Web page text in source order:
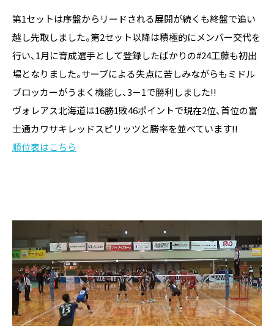
第1セットは序盤からリードされる展開が続くも終盤で追い
越し先取しました。第2セット以降は積極的にメンバー交代を
行い、1月に育成選手として登録したばかりの#24工藤も初出
場となりました。サーブによる失点に苦しみながらもミドル
ブロッカーがうまく機能し、3－1で勝利しました!!
ヴォレアス北海道は16勝1敗46ポイントで現在2位、首位の富
士通カワサキレッドスピリッツと勝率を並べています!!
順位表はこちら